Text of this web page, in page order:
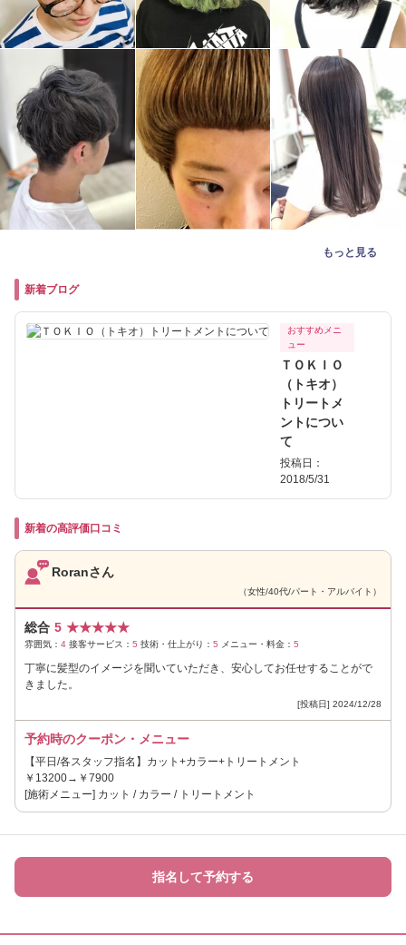
もっと見る
新着ブログ
おすすめメニ
ュー
ＴＯＫＩＯ
（トキオ）
トリートメ
ントについ
て
投稿日：
2018/5/31
新着の高評価口コミ
Roranさん
（女性/40代/パート・アルバイト）
総合 5 ★★★★★
雰囲気： 4 接客サービス： 5 技術・仕上がり： 5 メニュー・料金： 5
丁寧に髪型のイメージを聞いていただき、安心してお任せすることがで
きました。
[投稿日] 2024/12/28
予約時のクーポン・メニュー
【平日/各スタッフ指名】カット+カラー+トリートメント
￥13200→￥7900
[施術メニュー] カット / カラー / トリートメント
指名して予約する